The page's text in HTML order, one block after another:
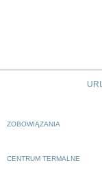
ZOBOWIĄZANIA
CENTRUM TERMALNE